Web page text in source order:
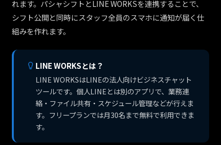
れます。パシャシフトとLINE WORKSを連携することで、
シフト公開と同時にスタッフ全員のスマホに通知が届く仕
組みを作れます。
LINE WORKSとは？
LINE WORKSはLINEの法人向けビジネスチャット
ツールです。個人LINEとは別のアプリで、業務連
絡・ファイル共有・スケジュール管理などが行えま
す。フリープランでは月30名まで無料で利用できま
す。